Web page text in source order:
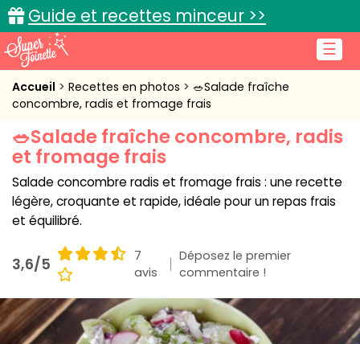
☰
Guide et recettes minceur >>
Accueil
Cuisine pratique
L'actu cuisine
Connexion
Accueil Recettes en photos
🥗Salade fraîche
concombre, radis et fromage frais
🥗Salade fraîche concombre, radis
et fromage frais
Salade concombre radis et fromage frais : une recette
légère, croquante et rapide, idéale pour un repas frais
et équilibré.
3,6/5
7
avis
Déposez le premier
commentaire !